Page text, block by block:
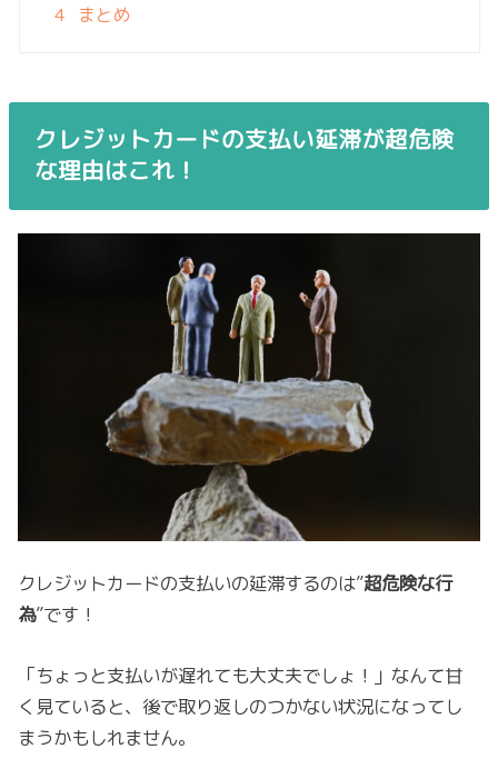
4
まとめ
クレジットカードの支払い延滞が超危険
な理由はこれ！
クレジットカードの支払いの延滞するのは”超危険な行
為”です！
「ちょっと支払いが遅れても大丈夫でしょ！」なんて甘
く見ていると、後で取り返しのつかない状況になってし
まうかもしれません。